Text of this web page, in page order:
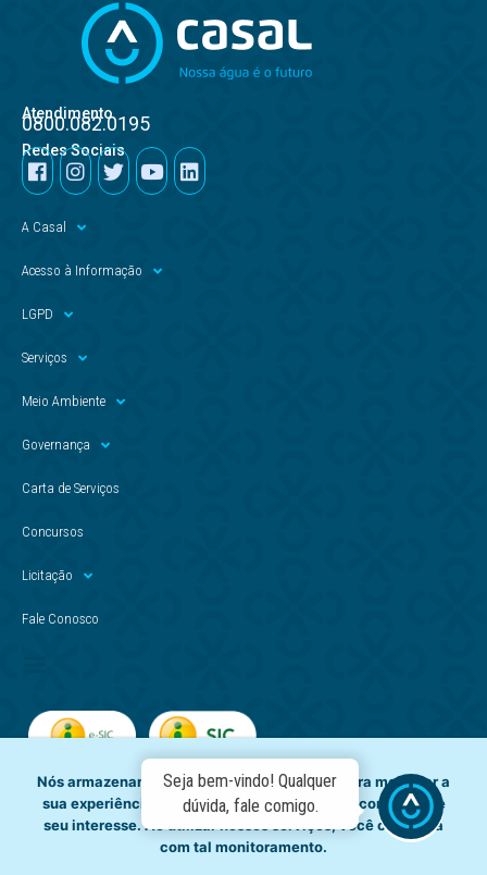
Atendimento
0800.082.0195
Redes Sociais
A Casal
Acesso à Informação
LGPD
Serviços
Meio Ambiente
Governança
Carta de Serviços
Concursos
Licitação
Fale Conosco
Nós armazenamos dados temporariamente para melhorar a
sua experiência de navegação e recomendar conteúdo de
seu interesse. Ao utilizar nossos serviços, você concorda
com tal monitoramento.
Seja bem-vindo! Qualquer
dúvida, fale comigo.